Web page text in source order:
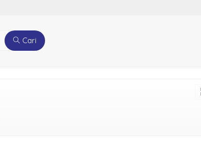
Cari